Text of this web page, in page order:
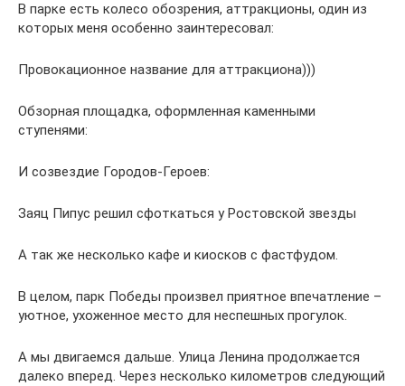
В парке есть колесо обозрения, аттракционы, один из
которых меня особенно заинтересовал:
Провокационное название для аттракциона)))
Обзорная площадка, оформленная каменными
ступенями:
И созвездие Городов-Героев:
Заяц Пипус решил сфоткаться у Ростовской звезды
А так же несколько кафе и киосков с фастфудом.
В целом, парк Победы произвел приятное впечатление –
уютное, ухоженное место для неспешных прогулок.
А мы двигаемся дальше. Улица Ленина продолжается
далеко вперед. Через несколько километров следующий